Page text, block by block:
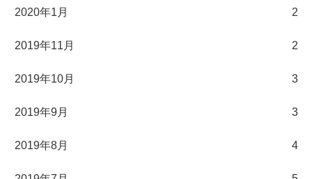
2020年1月 2
2019年11月 2
2019年10月 3
2019年9月 3
2019年8月 4